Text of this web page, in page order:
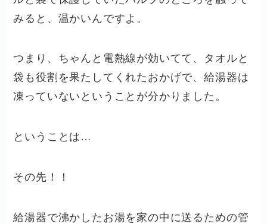
みると、温かいんですよ。
つまり、ちゃんと電熱線が効いてて、タオルと
袋も役割を果たしてくれたおかげで、給湯器は
凍っていないということが分かりました。
ということは…
その先！！
給湯器で沸かしたお湯を家の中に送るための管